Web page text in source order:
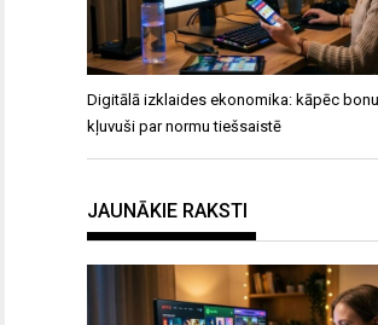
Digitālā izklaides ekonomika: kāpēc
kļuvuši par normu tiešsaistē
JAUNĀKIE RAKSTI